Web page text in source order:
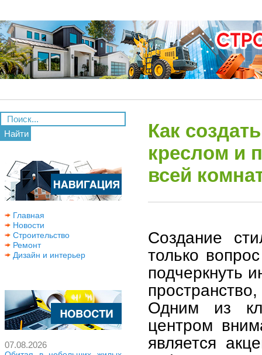
Найти
Главная
Новости
Строительство
Ремонт
Дизайн и интерьер
07.08.2026
Как
креслом и
всей
Создание
только
подчеркнуть
Одним из
центром
является